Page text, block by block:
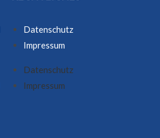
Datenschutz
Impressum
Datenschutz
Impressum